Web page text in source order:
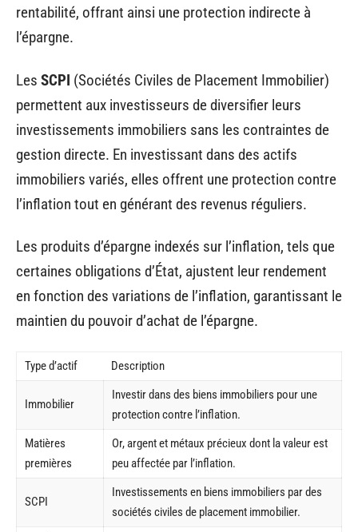
rentabilité, offrant ainsi une protection indirecte à
l’épargne.
Les SCPI (Sociétés Civiles de Placement Immobilier)
permettent aux investisseurs de diversifier leurs
investissements immobiliers sans les contraintes de
gestion directe. En investissant dans des actifs
immobiliers variés, elles offrent une protection contre
l’inflation tout en générant des revenus réguliers.
Les produits d’épargne indexés sur l’inflation, tels que
certaines obligations d’État, ajustent leur rendement
en fonction des variations de l’inflation, garantissant le
maintien du pouvoir d’achat de l’épargne.
Type d’actif Description
Immobilier
Investir dans des biens immobiliers pour une
protection contre l’inflation.
Matières
premières
Or, argent et métaux précieux dont la valeur est
peu affectée par l’inflation.
SCPI
Investissements en biens immobiliers par des
sociétés civiles de placement immobilier.